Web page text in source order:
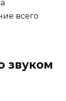
всего
звуком